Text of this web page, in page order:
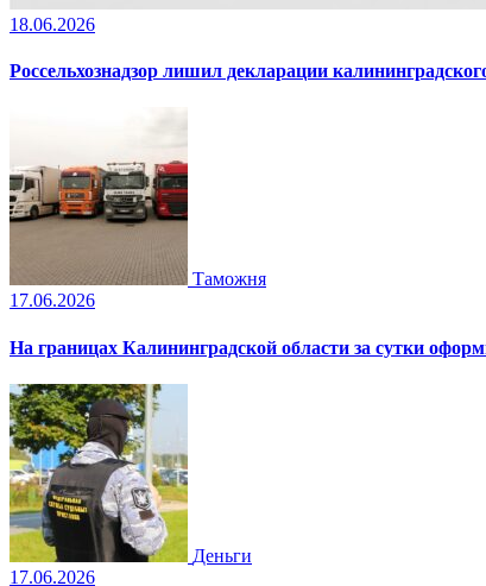
18.06.2026
Россельхознадзор лишил декларации
Таможня
17.06.2026
На границах Калининградской области за сутки
Деньги
17.06.2026